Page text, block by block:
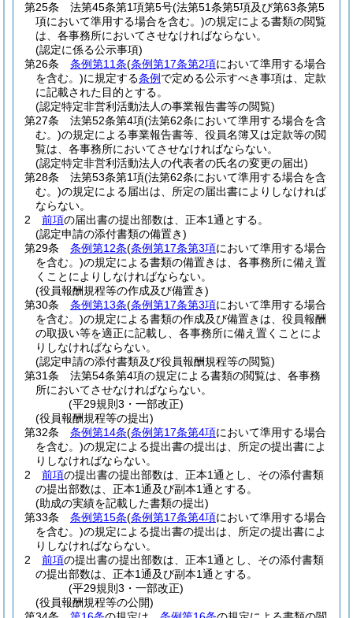
第25条
法第45条第1項第5号(法第51条第5項及び第63条第5
項において準用する場合を含む。)の規定による書類の閲覧
は、各事務所においてさせなければならない。
(認定に係る公示事項)
第26条
条例第11条(条例第17条第2項において準用する場合
を含む。)に規定する条例 で定める公示すべき事項は、定款
に記載された目的とする。
(認定特定非営利活動法人の事業報告書等の閲覧)
第27条
法第52条第4項(法第62条において準用する場合を含
む。)の規定による事業報告書等、役員名簿又は定款等の閲
覧は、各事務所においてさせなければならない。
(認定特定非営利活動法人の代表者の氏名の変更の届出)
第28条
法第53条第1項(法第62条において準用する場合を含
む。)の規定による届出は、所定の届出書によりしなければ
ならない。
2
前項の届出書の提出部数は、正本1通とする。
(認定申請の添付書類の備置き)
第29条
条例第12条(条例第17条第3項において準用する場合
を含む。)の規定による書類の備置きは、各事務所に備え置
くことによりしなければならない。
(役員報酬規程等の作成及び備置き)
第30条
条例第13条(条例第17条第3項において準用する場合
を含む。)の規定による書類の作成及び備置きは、役員報酬
の取扱い等を適正に記載し、各事務所に備え置くことによ
りしなければならない。
(認定申請の添付書類及び役員報酬規程等の閲覧)
第31条
法第54条第4項の規定による書類の閲覧は、各事務
所においてさせなければならない。
(平29規則3・一部改正)
(役員報酬規程等の提出)
第32条
条例第14条(条例第17条第4項において準用する場合
を含む。)の規定による提出書の提出は、所定の提出書によ
りしなければならない。
2
前項の提出書の提出部数は、正本1通とし、その添付書類
の提出部数は、正本1通及び副本1通とする。
(助成の実績を記載した書類の提出)
第33条
条例第15条(条例第17条第4項において準用する場合
を含む。)の規定による提出書の提出は、所定の提出書によ
りしなければならない。
2
前項の提出書の提出部数は、正本1通とし、その添付書類
の提出部数は、正本1通及び副本1通とする。
(平29規則3・一部改正)
(役員報酬規程等の公開)